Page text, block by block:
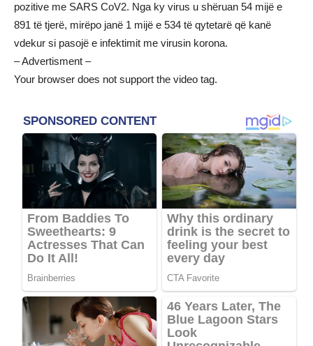
pozitive me SARS CoV2. Nga ky virus u shëruan 54 mijë e
891 të tjerë, mirëpo janë 1 mijë e 534 të qytetarë që kanë
vdekur si pasojë e infektimit me virusin korona.
– Advertisment –
Your browser does not support the video tag.